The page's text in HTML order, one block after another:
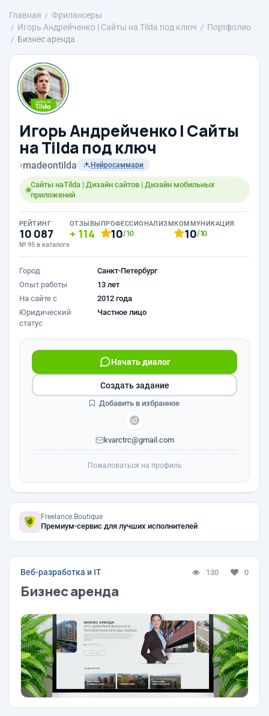
Главная
Фрилансеры
Игорь Андрейченко | Сайты на Tilda под ключ
Портфолио
Бизнес аренда
Игорь Андрейченко | Сайты
на Tilda под ключ
›madeontilda Нейросаммари
Сайты наTilda | Дизайн сайтов | Дизайн мобильных
приложений
РЕЙТИНГ
10 087
№ 95 в каталоге
ОТЗЫВЫ
114
ПРОФЕССИОНАЛИЗМ
10/10
КОММУНИКАЦИЯ
10/10
Город
Санкт-Петербург
Опыт работы
13 лет
На сайте с
2012 года
Юридический
статус
Частное лицо
Начать диалог
kvarctrc@gmail.com
Создать задание
Добавить в избранное
Пожаловаться на профиль
Freelance.Boutique
Премиум-сервис для лучших исполнителей
Веб-разработка и IT 130 0
Бизнес аренда